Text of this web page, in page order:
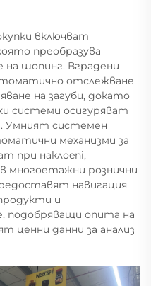
включват
преобразува
шопинг. Вградени
отслежване
на загуби, докато
системи осигуряват
Умният системен
механизми за
при наклоeni,
многоетажни рознични
навигация
и
подобряващи опита на
ценни данни за анализ